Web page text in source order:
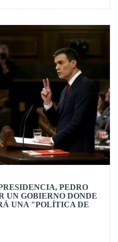
PEDRO
UN GOBIERNO DONDE
UNA "POLÍTICA DE